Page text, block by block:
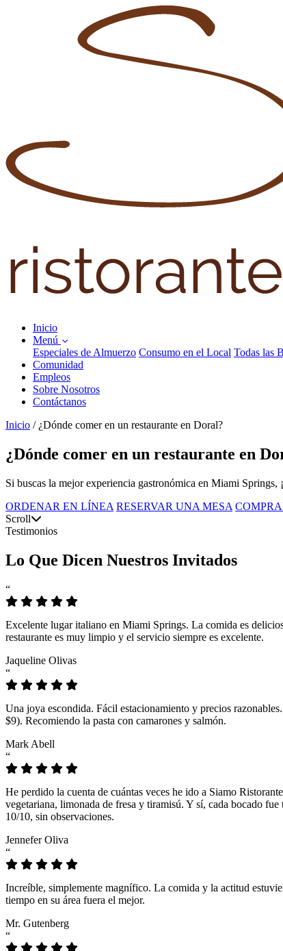
Inicio
Menú
Especiales de Almuerzo Consumo en el Local Todas las
Comunidad
Empleos
Sobre Nosotros
Contáctanos
Inicio / ¿Dónde comer en un restaurante en Doral?
¿Dónde comer en un restaurante en
Si buscas la mejor experiencia gastronómica en Miami
ORDENAR EN LÍNEA RESERVAR UNA MESA
Scroll
Testimonios
Lo Que Dicen Nuestros Invitados
“
Excelente lugar italiano en Miami Springs. La comida es
restaurante es muy limpio y el servicio siempre es excelente.
Jaqueline Olivas
“
Una joya escondida. Fácil estacionamiento y precios
$9). Recomiendo la pasta con camarones y salmón.
Mark Abell
“
He perdido la cuenta de cuántas veces he ido a Siamo
vegetariana, limonada de fresa y tiramisú. Y sí, cada bocado
10/10, sin observaciones.
Jennefer Oliva
“
Increíble, simplemente magnífico. La comida y la actitud
tiempo en su área fuera el mejor.
Mr. Gutenberg
“